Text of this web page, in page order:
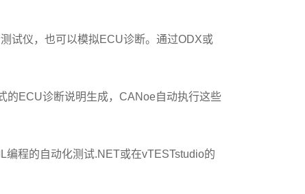
试仪，也可以模拟ECU诊断。通过ODX或
的ECU诊断说明生成，CANoe自动执行这些
程的自动化测试.NET或在vTESTstudio的